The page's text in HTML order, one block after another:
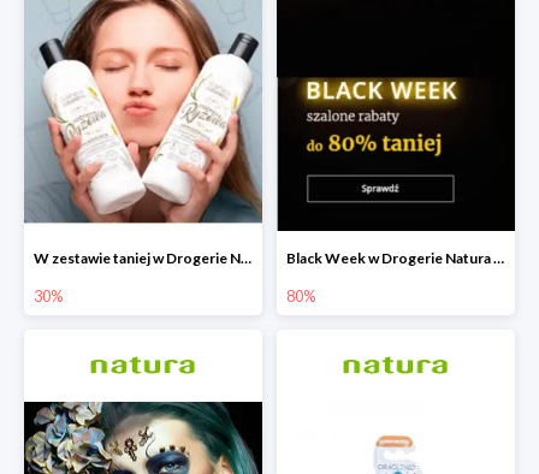
W zestawie taniej w Drogerie Natura do -30%
30%
Black Week w Drogerie Natura do -80%
80%